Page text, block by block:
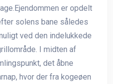
er opdelt
solens bane således
ved den indelukkede
I midten af
det åbne
hvor der fra kogeøen